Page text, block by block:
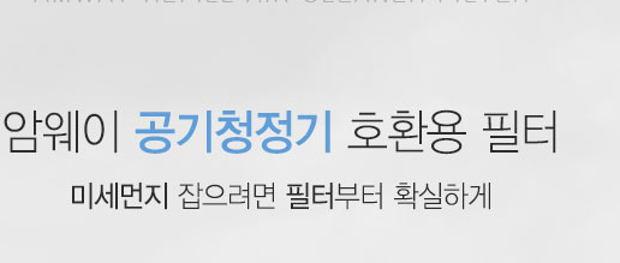
페이코 ID로 페이